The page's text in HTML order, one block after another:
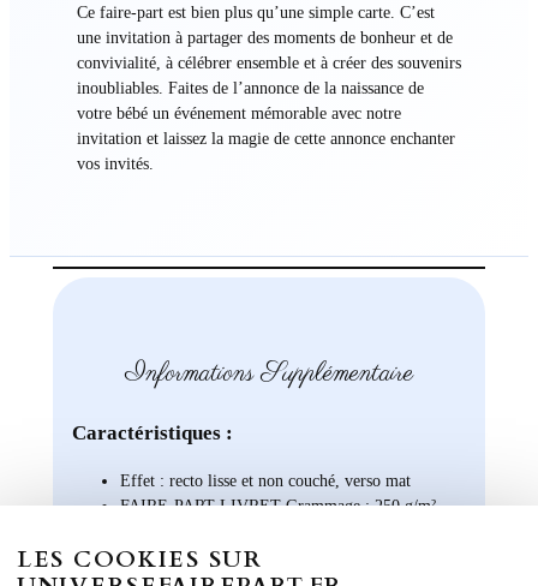
Ce faire-part est bien plus qu’une simple carte. C’est
une invitation à partager des moments de bonheur et de
convivialité, à célébrer ensemble et à créer des souvenirs
inoubliables. Faites de l’annonce de la naissance de
votre bébé un événement mémorable avec notre
invitation et laissez la magie de cette annonce enchanter
vos invités.
Informations Supplémentaire
Caractéristiques :
Effet : recto lisse et non couché, verso mat
FAIRE-PART LIVRET Grammage : 250 g/m²
370 g/m²
LES COOKIES SUR